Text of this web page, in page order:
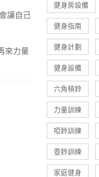
讓自己
來力量
健身房設備
健身指南
健身計劃
健身設備
六角槓鈴
力量訓練
啞鈴訓練
壺鈴訓練
家庭健身